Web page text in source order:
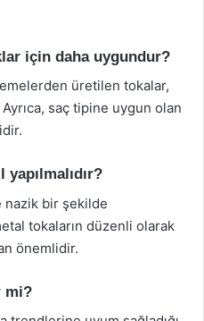
için daha uygundur?
üretilen tokalar,
saç tipine uygun olan
nazik bir şekilde
tokaların düzenli olarak
önemlidir.
mi?